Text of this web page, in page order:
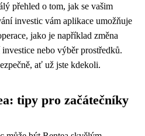
přehled o tom, jak se vašim
investic vám aplikace umožňuje
jako je například změna
nebo výběr prostředků.
ať už jste kdekoli.
tipy pro začátečníky